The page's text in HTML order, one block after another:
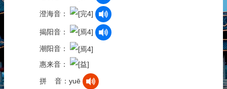
澄海音：
揭阳音：
潮阳音：
惠来音：
拼 音：yuē